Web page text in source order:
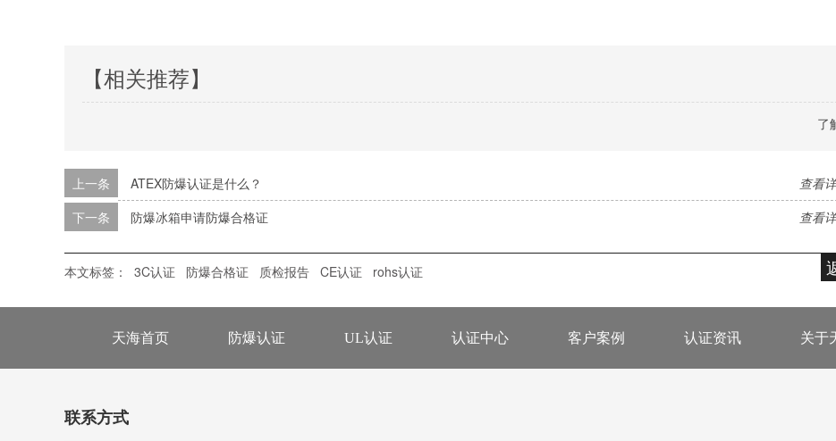
【相关推荐】
了
查看
上一条
ATEX防爆认证是什么？
查看
下一条 防爆冰箱申请防爆合格证
本文标签： 3C认证 防爆合格证 质检报告 CE认证 rohs认证
天海首页 防爆认证 UL认证 认证中心 客户案例 认证资讯 关于
联系方式